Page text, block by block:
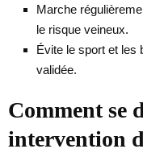
Marche
le risque veineux.
Évite le sport et les
validée.
Comment se
intervention